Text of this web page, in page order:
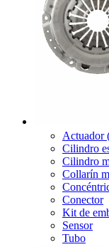
Actuador
Cilindro
Cilindro
Collarín
Conector
Kit de
Sensor
Tubo